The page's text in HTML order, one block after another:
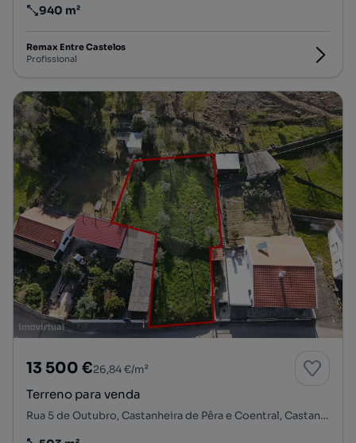
Preço por metro quadrado
940 m²
Remax Entre Castelos
Profissional
13 500 €26,84 €/m²
Terreno para venda
Rua 5 de Outubro, Castanheira de Pêra e Coentral, Castanheira de Pêra, Leiria